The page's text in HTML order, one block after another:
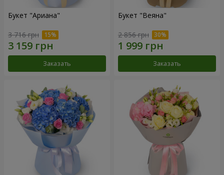
Букет "Ариана"
3 716 грн
Заказать
Букет "Веяна"
2 856 грн
Заказать